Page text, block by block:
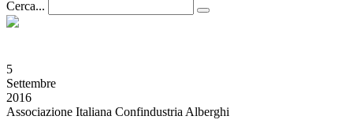
Cerca...
5
Settembre
2016
Associazione Italiana Confindustria Alberghi